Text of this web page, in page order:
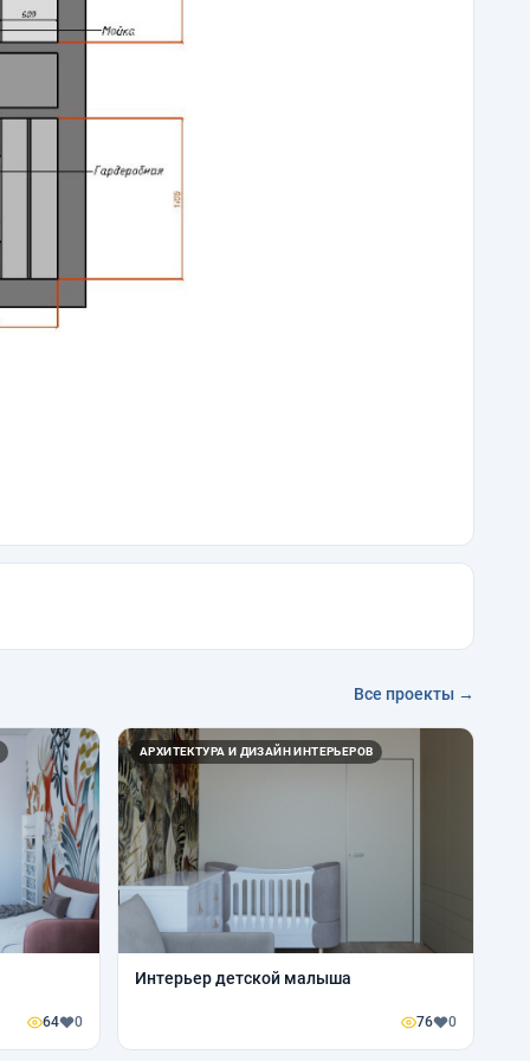
Все проекты →
64 0
АРХИТЕКТУРА И ДИЗАЙН ИНТЕРЬЕРОВ
Интерьер детской малыша
76 0